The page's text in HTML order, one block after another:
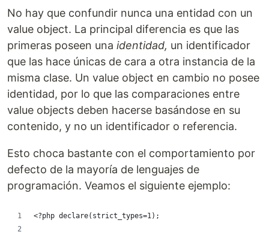
No hay que confundir nunca una entidad con un
value object. La principal diferencia es que las
primeras poseen una identidad, un identificador
que las hace únicas de cara a otra instancia de la
misma clase. Un value object en cambio no posee
identidad, por lo que las comparaciones entre
value objects deben hacerse basándose en su
contenido, y no un identificador o referencia.
Esto choca bastante con el comportamiento por
defecto de la mayoría de lenguajes de
programación. Veamos el siguiente ejemplo:
<?php declare(strict_types=1);